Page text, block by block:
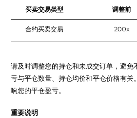
买卖交易类型 调整前
合约买卖交易 200x
请及时调整您的持仓和未成交订单，避免
亏与平仓数量、持仓均价和平仓价格有关
响您的平仓盈亏。
重要说明